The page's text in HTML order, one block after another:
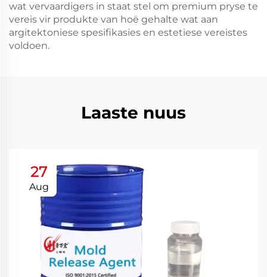
wat vervaardigers in staat stel om premium pryse te
vereis vir produkte van hoë gehalte wat aan
argitektoniese spesifikasies en estetiese vereistes
voldoen.
Laaste nuus
27
Aug